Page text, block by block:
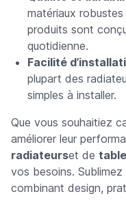
matériaux robustes
produits sont
quotidienne.
Facilité
plupart des
simples à installer.
Que vous souhaitiez
améliorer leur
radiateurset de
vos besoins.
combinant design,